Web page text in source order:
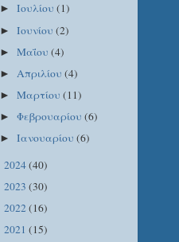
►Ιουλίου(1)
►Ιουνίου(2)
►Μαΐου(4)
► Απριλίου(4)
►Μαρτίου(11)
►Φεβρουαρίου(6)
►Ιανουαρίου(6)
2024(40)
2023 (30)
2022(16)
2021 (15)